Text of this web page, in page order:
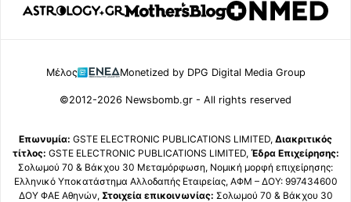
Μέλος Monetized by DPG Digital Media Group
©2012-2026 Newsbomb.gr - All rights reserved
Επωνυμία: GSTE ELECTRONIC PUBLICATIONS LIMITED, Διακριτικός
τίτλος: GSTE ELECTRONIC PUBLICATIONS LIMITED, Έδρα Επιχείρησης:
Σολωμού 70 & Βάκχου 30 Μεταμόρφωση, Νομική μορφή επιχείρησης:
Ελληνικό Υποκατάστημα Αλλοδαπής Εταιρείας, ΑΦΜ – ΔΟΥ: 997434600
ΔΟΥ ΦΑΕ Αθηνών, Στοιχεία επικοινωνίας: Σολωμού 70 & Βάκχου 30